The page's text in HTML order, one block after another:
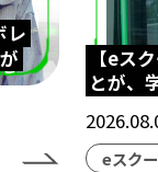
アラジン
シャドバ
高校生大会
レ
【eス
とが、
eスク